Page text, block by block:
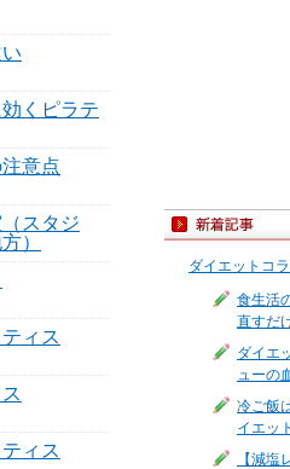
ダイエットコ
食生活
直すだ
ダイエ
ューの
冷ご飯
イエッ
【減
くピラテ
意点
スタジ
）
ィス
ィス